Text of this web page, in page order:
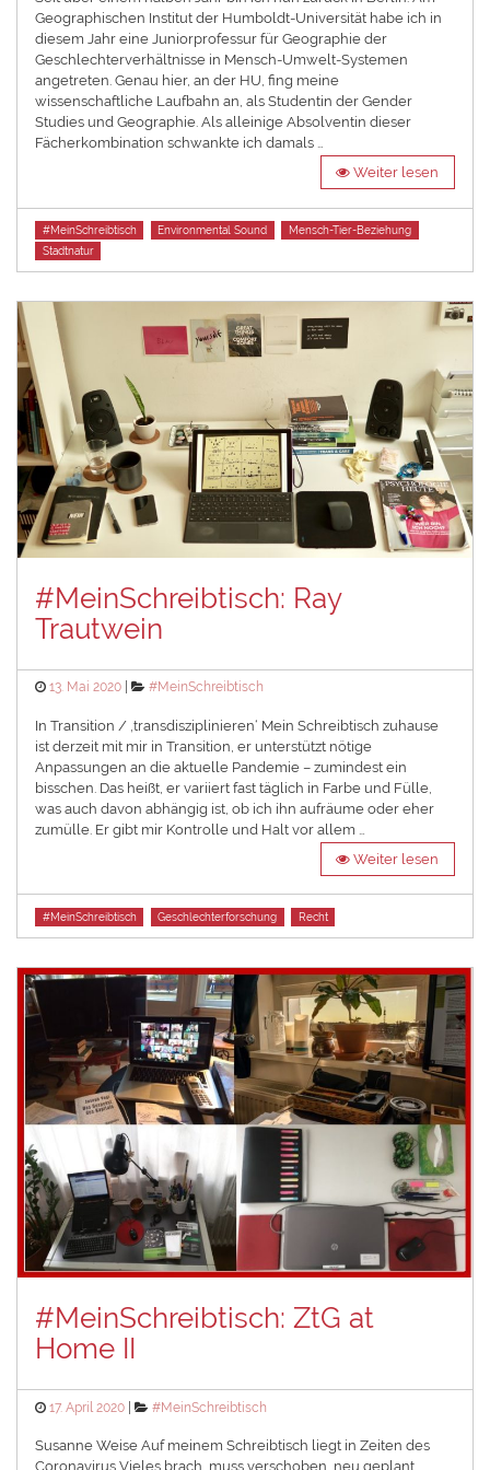
Geographischen Institut der Humboldt-Universität habe ich in
diesem Jahr eine Juniorprofessur für Geographie der
Geschlechterverhältnisse in Mensch-Umwelt-Systemen
angetreten. Genau hier, an der HU, fing meine
wissenschaftliche Laufbahn an, als Studentin der Gender
Studies und Geographie. Als alleinige Absolventin dieser
Fächerkombination schwankte ich damals …
Weiter lesen
Tags
#MeinSchreibtisch Environmental Sound
Mensch-Tier-Beziehung
Stadtnatur
#MeinSchreibtisch: Ray
Trautwein
Posted
13. Mai 2020 Categories
#MeinSchreibtisch
In Transition / ‚transdisziplinieren‘ Mein Schreibtisch zuhause
ist derzeit mit mir in Transition, er unterstützt nötige
Anpassungen an die aktuelle Pandemie – zumindest ein
bisschen. Das heißt, er variiert fast täglich in Farbe und Fülle,
was auch davon abhängig ist, ob ich ihn aufräume oder eher
zumülle. Er gibt mir Kontrolle und Halt vor allem …
Weiter lesen
Tags
#MeinSchreibtisch Geschlechterforschung Recht
#MeinSchreibtisch: ZtG at
Home II
Posted
17. April 2020 Categories
#MeinSchreibtisch
Susanne Weise Auf meinem Schreibtisch liegt in Zeiten des
Coronavirus Vieles brach, muss verschoben, neu geplant,